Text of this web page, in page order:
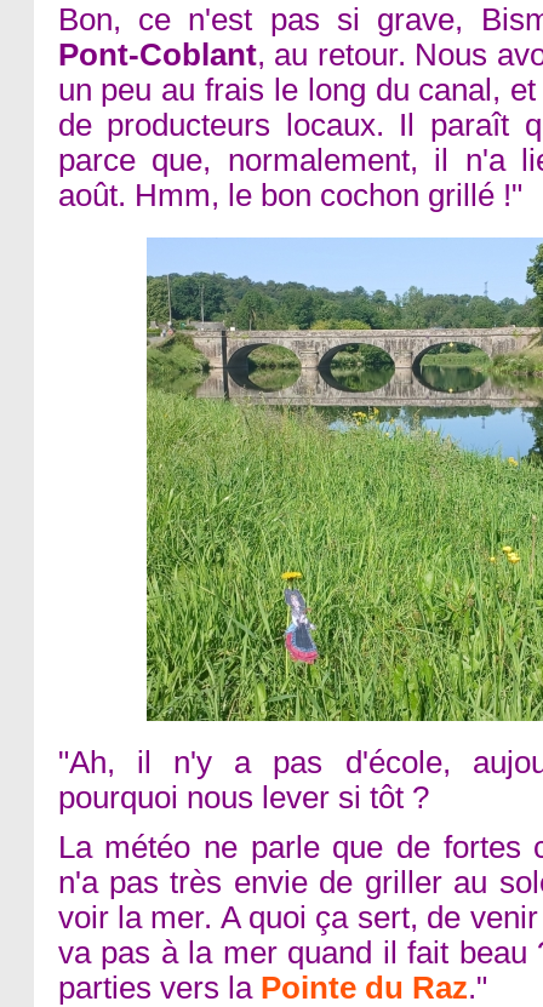
Bon, ce n'est pas si grave,
Pont-Coblant, au retour. Nous
un peu au frais le long du canal,
de producteurs locaux. Il paraît
parce que, normalement, il n'a
août. Hmm, le bon cochon grillé !"
"Ah, il n'y a pas d'école,
pourquoi nous lever si tôt ?
La météo ne parle que de fortes
n'a pas très envie de griller au
voir la mer. A quoi ça sert, de
va pas à la mer quand il fait beau
parties vers la Pointe du Raz."